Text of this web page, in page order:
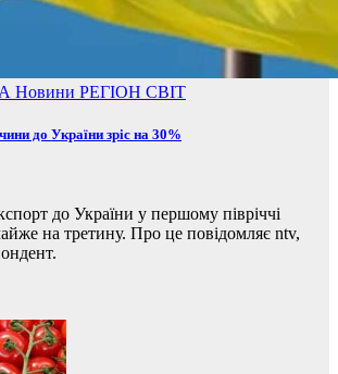
Новини РЕГІОН СВІТ
до України зріс на 30%
до України у першому півріччі
на третину. Про це повідомляє ntv,